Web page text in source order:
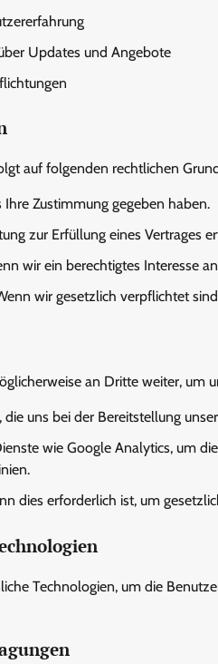
Updates und Angebote
auf folgenden rechtlichen
Ihre Zustimmung gegeben haben.
zur Erfüllung eines Vertrages
wir ein berechtigtes Interesse
wir gesetzlich verpflichtet
an Dritte weiter, um
die uns bei der Bereitstellung
wie Google Analytics, um
dies erforderlich ist, um
Technologien, um die